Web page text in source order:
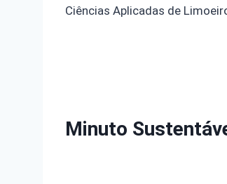
Ciências Aplicadas de
Minuto